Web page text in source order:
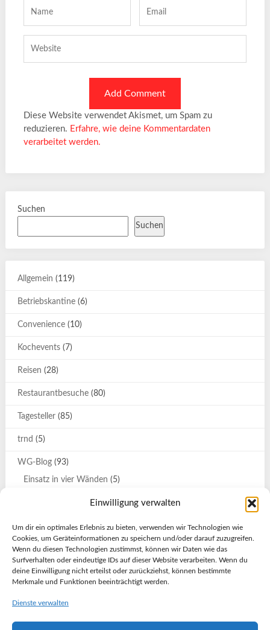
Einwilligung verwalten
Um dir ein optimales Erlebnis zu bieten, verwenden wir Technologien wie
Cookies, um Geräteinformationen zu speichern und/oder darauf zuzugreifen.
Wenn du diesen Technologien zustimmst, können wir Daten wie das
Surfverhalten oder eindeutige IDs auf dieser Website verarbeiten. Wenn du
deine Einwilligung nicht erteilst oder zurückziehst, können bestimmte
Merkmale und Funktionen beeinträchtigt werden.
Dienste verwalten
Diese Website verwendet Akismet, um Spam zu
reduzieren. Erfahre, wie deine Kommentardaten
verarbeitet werden.
Suchen
Suchen
Allgemein (119)
Betriebskantine(6)
Convenience(10)
Kochevents(7)
Reisen (28)
Restaurantbesuche(80)
Tagesteller(85)
trnd (5)
WG-Blog(93)
Einsatz in vier Wänden (5)
Katrin und Svenja auf großer Tour
Olessja(2)
Stockholm-Urlaub(4)